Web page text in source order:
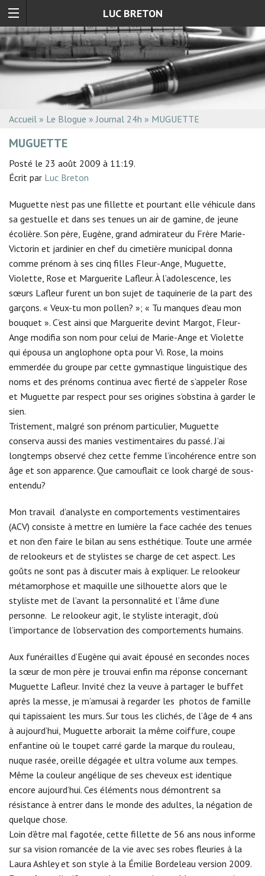
LUC BRETON
Accueil » Le Blogue »Journal 24h » MUGUETTE
MUGUETTE
Posté le 23 août 2009 à 11:19.
Écrit par Luc Breton
Muguette n’est pas une fillette et pourtant elle véhicule dans
sa gestuelle et dans ses tenues un air de gamine, de jeune
écolière. Son père, Eugène, grand admirateur du Frère Marie-
Victorin et jardinier en chef du cimetière municipal donna
comme prénom à ses cinq filles Fleur-Ange, Muguette,
Violette, Rose et Marguerite Lafleur. À l’adolescence, les
sœurs Lafleur furent un bon sujet de taquinerie de la part des
garçons. « Veux-tu mon pollen? »; « Tu manques d’eau mon
bouquet ». C’est ainsi que Marguerite devint Margot, Fleur-
Ange modifia son nom pour celui de Marie-Ange et Violette
qui épousa un anglophone opta pour Vi. Rose, la moins
emmerdée du groupe par cette gymnastique linguistique des
noms et des prénoms continua avec fierté de s’appeler Rose
et Muguette par respect pour ses origines s’obstina à garder le
sien.
Tristement, malgré son prénom particulier, Muguette
conserva aussi des manies vestimentaires du passé. J’ai
longtemps observé chez cette femme l’incohérence entre son
âge et son apparence. Que camouflait ce look chargé de sous-
entendu?
Mon travail d’analyste en comportements vestimentaires
(ACV) consiste à mettre en lumière la face cachée des tenues
et non d’en faire le bilan au sens esthétique. Toute une armée
de relookeurs et de stylistes se charge de cet aspect. Les
goûts ne sont pas à discuter mais à expliquer. Le relookeur
métamorphose et maquille une silhouette alors que le
styliste met de l’avant la personnalité et l’âme d’une
personne. Le relookeur agit, le styliste interagit, d’où
l’importance de l’observation des comportements humains.
Aux funérailles d’Eugène qui avait épousé en secondes noces
la sœur de mon père je trouvai enfin ma réponse concernant
Muguette Lafleur. Invité chez la veuve à partager le buffet
après la messe, je m’amusai à regarder les photos de famille
qui tapissaient les murs. Sur tous les clichés, de l’âge de 4 ans
à aujourd’hui, Muguette arborait la même coiffure, coupe
enfantine où le toupet carré garde la marque du rouleau,
nuque rasée, oreille dégagée et ultra volume aux tempes.
Même la couleur angélique de ses cheveux est identique
encore aujourd’hui. Ces éléments nous démontrent sa
résistance à entrer dans le monde des adultes, la négation de
quelque chose.
Loin d’être mal fagotée, cette fillette de 56 ans nous informe
sur sa vision romancée de la vie avec ses robes fleuries à la
Laura Ashley et son style à la Émilie Bordeleau version 2009.